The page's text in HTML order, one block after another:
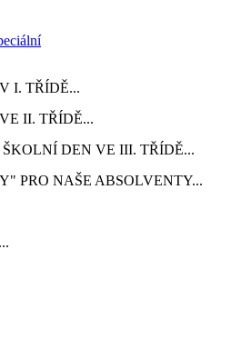
I. TŘÍDĚ...
II. TŘÍDĚ...
DEN VE III. TŘÍDĚ...
PRO NAŠE ABSOLVENTY...